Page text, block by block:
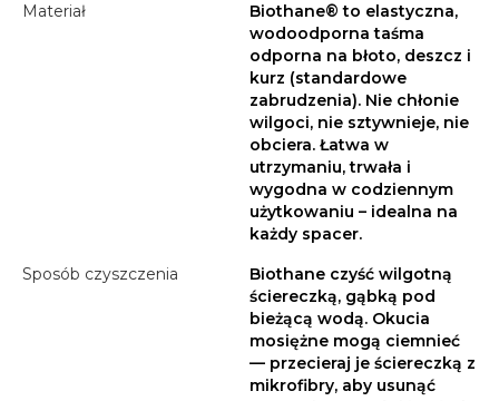
Materiał
Biothane® to elastyczna,
wodoodporna taśma
odporna na błoto, deszcz i
kurz (standardowe
zabrudzenia). Nie chłonie
wilgoci, nie sztywnieje, nie
obciera. Łatwa w
utrzymaniu, trwała i
wygodna w codziennym
użytkowaniu – idealna na
każdy spacer.
Sposób czyszczenia
Biothane czyść wilgotną
ściereczką, gąbką pod
bieżącą wodą. Okucia
mosiężne mogą ciemnieć
— przecieraj je ściereczką z
mikrofibry, aby usunąć